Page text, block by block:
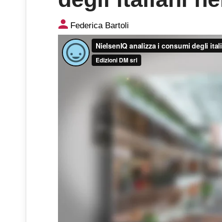
Video: NielsenIQ analizza i
2026
Federica Bartoli